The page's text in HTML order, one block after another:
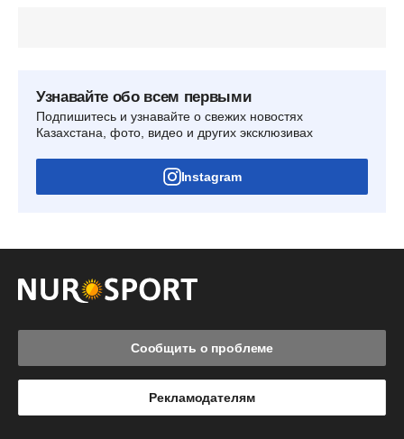
Узнавайте обо всем первыми
Подпишитесь и узнавайте о свежих новостях
Казахстана, фото, видео и других эксклюзивах
Instagram
Сообщить о проблеме
Рекламодателям